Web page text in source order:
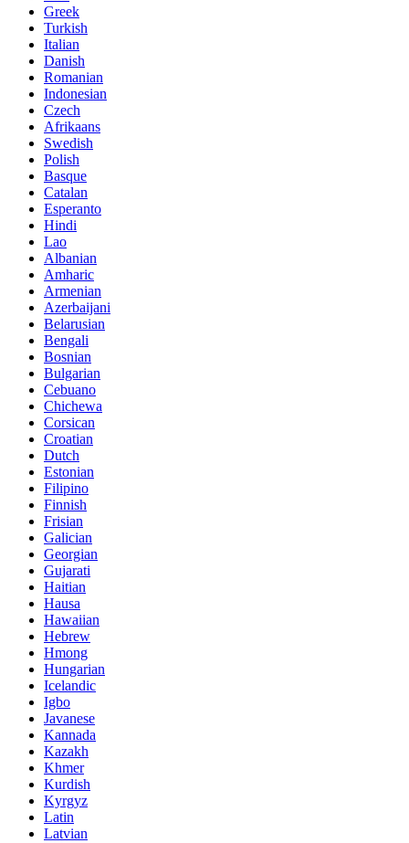
Greek
Turkish
Italian
Danish
Romanian
Indonesian
Czech
Afrikaans
Swedish
Polish
Basque
Catalan
Esperanto
Hindi
Lao
Albanian
Amharic
Armenian
Azerbaijani
Belarusian
Bengali
Bosnian
Bulgarian
Cebuano
Chichewa
Corsican
Croatian
Dutch
Estonian
Filipino
Finnish
Frisian
Galician
Georgian
Gujarati
Haitian
Hausa
Hawaiian
Hebrew
Hmong
Hungarian
Icelandic
Igbo
Javanese
Kannada
Kazakh
Khmer
Kurdish
Kyrgyz
Latin
Latvian